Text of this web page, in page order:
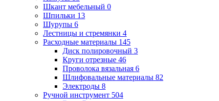
Шкант мебельный 0
Шпильки 13
Шурупы 6
Лестницы и стремянки 4
Расходные материалы 145
Диск полировочный 3
Круги отрезные 46
Проволока вязальная 6
Шлифовальные материалы 82
Электроды 8
Ручной инструмент 504